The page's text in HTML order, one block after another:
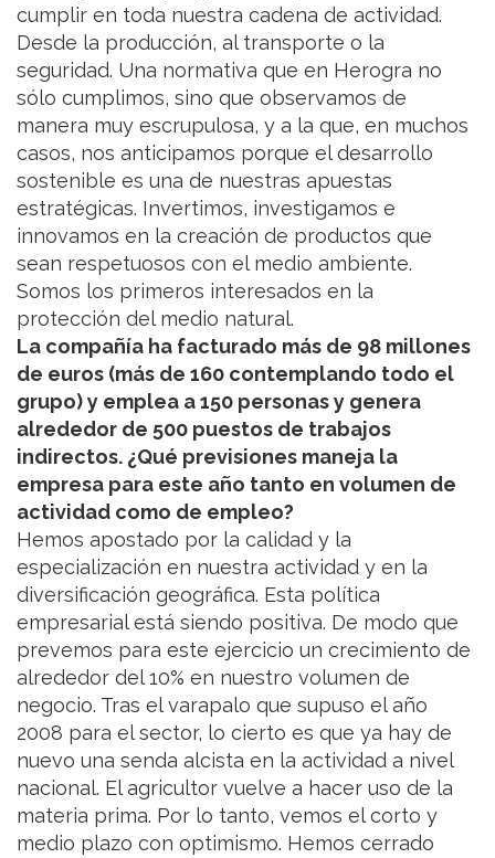
cumplir en toda nuestra cadena de actividad.
Desde la producción, al transporte o la
seguridad. Una normativa que en Herogra no
sólo cumplimos, sino que observamos de
manera muy escrupulosa, y a la que, en muchos
casos, nos anticipamos porque el desarrollo
sostenible es una de nuestras apuestas
estratégicas. Invertimos, investigamos e
innovamos en la creación de productos que
sean respetuosos con el medio ambiente.
Somos los primeros interesados en la
protección del medio natural.
La compañía ha facturado más de 98 millones
de euros (más de 160 contemplando todo el
grupo) y emplea a 150 personas y genera
alrededor de 500 puestos de trabajos
indirectos. ¿Qué previsiones maneja la
empresa para este año tanto en volumen de
actividad como de empleo?
Hemos apostado por la calidad y la
especialización en nuestra actividad y en la
diversificación geográfica. Esta política
empresarial está siendo positiva. De modo que
prevemos para este ejercicio un crecimiento de
alrededor del 10% en nuestro volumen de
negocio. Tras el varapalo que supuso el año
2008 para el sector, lo cierto es que ya hay de
nuevo una senda alcista en la actividad a nivel
nacional. El agricultor vuelve a hacer uso de la
materia prima. Por lo tanto, vemos el corto y
medio plazo con optimismo. Hemos cerrado